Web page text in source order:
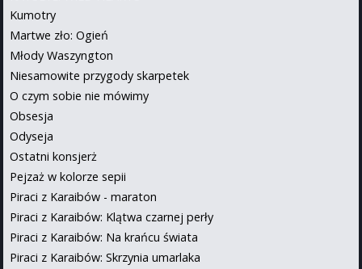
Kumotry
Martwe zło: Ogień
Młody Waszyngton
Niesamowite przygody skarpetek
O czym sobie nie mówimy
Obsesja
Odyseja
Ostatni konsjerż
Pejzaż w kolorze sepii
Piraci z Karaibów - maraton
Piraci z Karaibów: Klątwa czarnej perły
Piraci z Karaibów: Na krańcu świata
Piraci z Karaibów: Skrzynia umarlaka